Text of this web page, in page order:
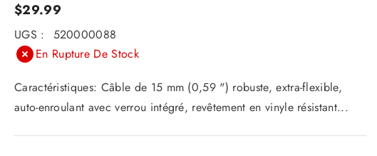
$29.99
UGS :
520000088
En Rupture De Stock
Caractéristiques: Câble de 15 mm (0,59 ") robuste, extra-flexible,
auto-enroulant avec verrou intégré, revêtement en vinyle résistant...